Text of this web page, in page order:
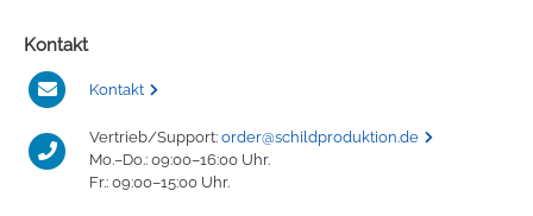
Kontakt
Kontakt
Vertrieb/Support: order@schildproduktion.de
Mo.–Do.: 09:00–16:00 Uhr.
Fr.: 09:00–15:00 Uhr.